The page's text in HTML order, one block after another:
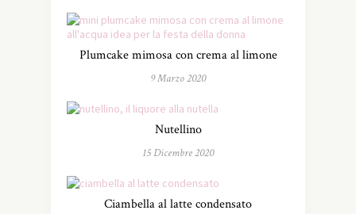
Plumcake mimosa con crema al limone
9 Marzo 2020
Nutellino
15 Dicembre 2020
Ciambella al latte condensato